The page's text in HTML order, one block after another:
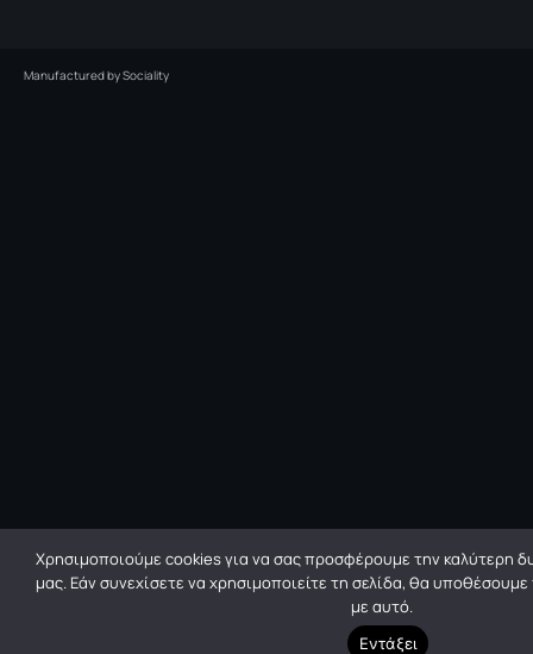
Manufactured bySociality
Χρησιμοποιούμε cookies για να σας προσφέρουμε την καλύτερη
μας. Εάν συνεχίσετε να χρησιμοποιείτε τη σελίδα, θα
με αυτό.
Εντάξει